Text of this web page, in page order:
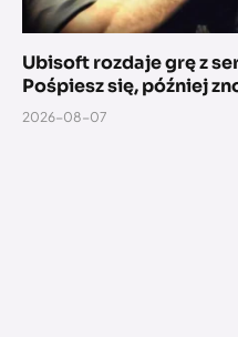
Ubisoft rozdaje grę z
Pośpiesz się, później
2026-08-07